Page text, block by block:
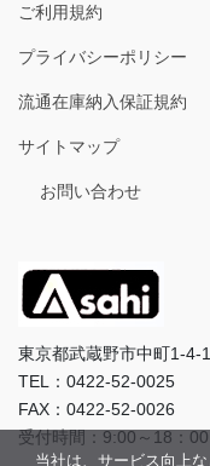
ご利用規約
プライバシーポリシー
流通在庫納入保証規約
サイトマップ
お問い合わせ
東京都武蔵野市中町1-4-
TEL：0422-52-0025
FAX：0422-52-0026
受付時間：9:00～18：00
当社は、サービス向上